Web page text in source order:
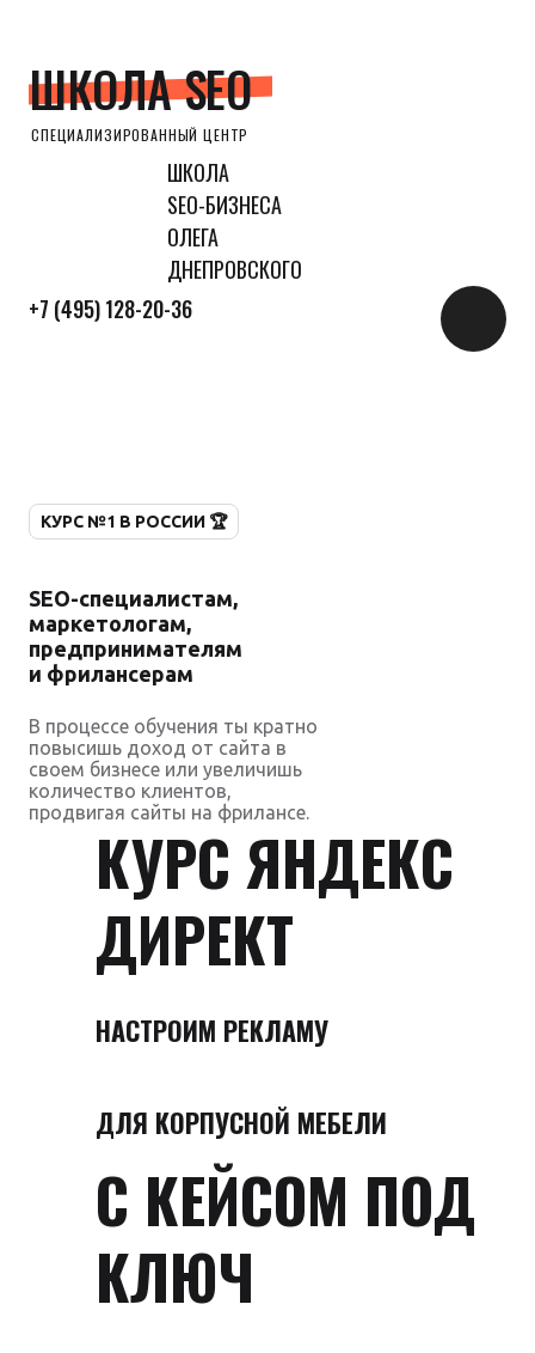
ШКОЛА SEO
СПЕЦИАЛИЗИРОВАННЫЙ ЦЕНТР
ШКОЛА
SEO-БИЗНЕСА
ОЛЕГА
ДНЕПРОВСКОГО
+7 (495) 128-20-36
КУРС №1 В РОССИИ 🏆
SEO-специалистам,
маркетологам,
предпринимателям
и фрилансерам
В процессе обучения ты кратно
повысишь доход от сайта в
своем бизнесе или увеличишь
количество клиентов,
продвигая сайты на фрилансе.
КУРС ЯНДЕКС
ДИРЕКТ
НАСТРОИМ РЕКЛАМУ
ДЛЯ КОРПУСНОЙ МЕБЕЛИ
С КЕЙСОМ ПОД
КЛЮЧ